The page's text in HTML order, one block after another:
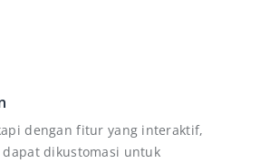
dengan fitur yang interaktif,
dikustomasi untuk